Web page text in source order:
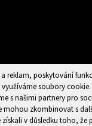
reklam, poskytování
využíváme soubory
s našimi partnery pro
mohou zkombinovat s
v důsledku toho, že